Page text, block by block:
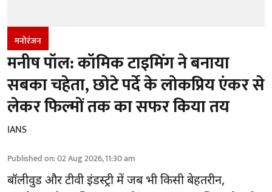
मनोरंजन
मनीष पॉल: कॉमिक टाइमिंग ने बनाया
सबका चहेता, छोटे पर्दे के लोकप्रिय एंकर से
लेकर फिल्मों तक का सफर किया तय
IANS
Published on:02 Aug 2026, 11:30 am
बॉलीवुड और टीवी इंडस्ट्री में जब भी किसी बेहतरीन,